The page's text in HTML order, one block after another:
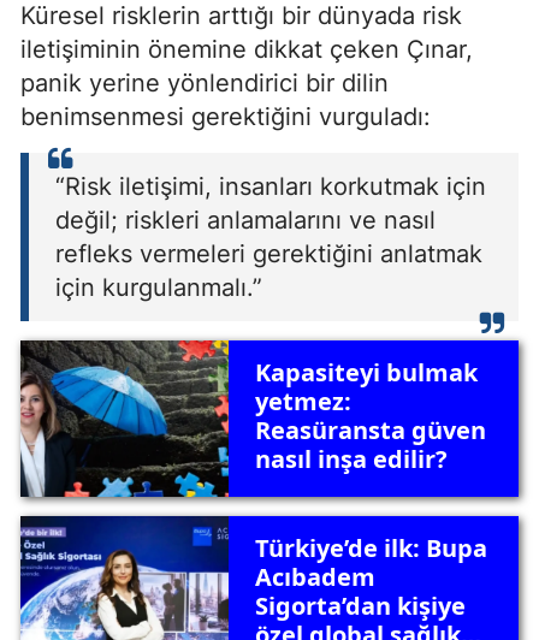
Küresel risklerin arttığı bir dünyada risk
iletişiminin önemine dikkat çeken Çınar,
panik yerine yönlendirici bir dilin
benimsenmesi gerektiğini vurguladı:
“Risk iletişimi, insanları korkutmak için
değil; riskleri anlamalarını ve nasıl
refleks vermeleri gerektiğini anlatmak
için kurgulanmalı.”
Kapasiteyi bulmak
yetmez:
Reasüransta güven
nasıl inşa edilir?
Türkiye’de ilk: Bupa
Acıbadem
Sigorta’dan kişiye